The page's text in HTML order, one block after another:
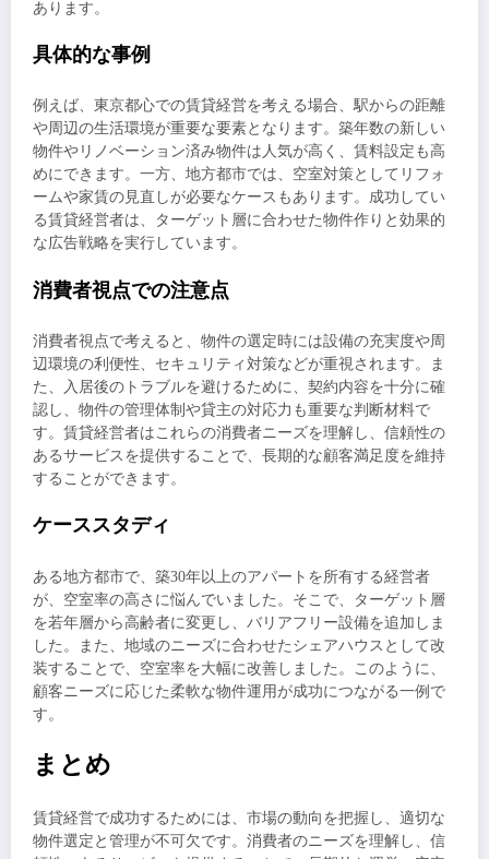
あります。
具体的な事例
例えば、東京都心での賃貸経営を考える場合、駅からの距離
や周辺の生活環境が重要な要素となります。築年数の新しい
物件やリノベーション済み物件は人気が高く、賃料設定も高
めにできます。一方、地方都市では、空室対策としてリフォ
ームや家賃の見直しが必要なケースもあります。成功してい
る賃貸経営者は、ターゲット層に合わせた物件作りと効果的
な広告戦略を実行しています。
消費者視点での注意点
消費者視点で考えると、物件の選定時には設備の充実度や周
辺環境の利便性、セキュリティ対策などが重視されます。ま
た、入居後のトラブルを避けるために、契約内容を十分に確
認し、物件の管理体制や貸主の対応力も重要な判断材料で
す。賃貸経営者はこれらの消費者ニーズを理解し、信頼性の
あるサービスを提供することで、長期的な顧客満足度を維持
することができます。
ケーススタディ
ある地方都市で、築30年以上のアパートを所有する経営者
が、空室率の高さに悩んでいました。そこで、ターゲット層
を若年層から高齢者に変更し、バリアフリー設備を追加しま
した。また、地域のニーズに合わせたシェアハウスとして改
装することで、空室率を大幅に改善しました。このように、
顧客ニーズに応じた柔軟な物件運用が成功につながる一例で
す。
まとめ
賃貸経営で成功するためには、市場の動向を把握し、適切な
物件選定と管理が不可欠です。消費者のニーズを理解し、信